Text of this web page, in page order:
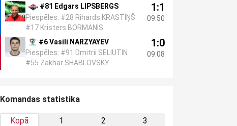
#81 Edgars LIPSBERGS
Piespēles: #28 Rihards KRASTIŅŠ
#17 Kristers BORMANIS
1:1
09:50
#6 Vasili NARZYAYEV
Piespēles: #91 Dmitrii SELIUTIN
#55 Zakhar SHABLOVSKY
1:0
09:08
Komandas statistika
Kopā 1 2 3